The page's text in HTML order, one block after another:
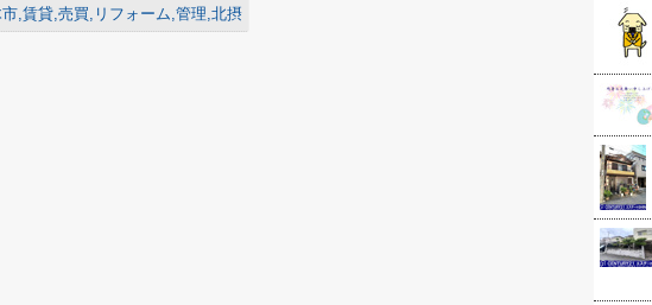
,賃貸,売買,リフォーム,管理,北摂